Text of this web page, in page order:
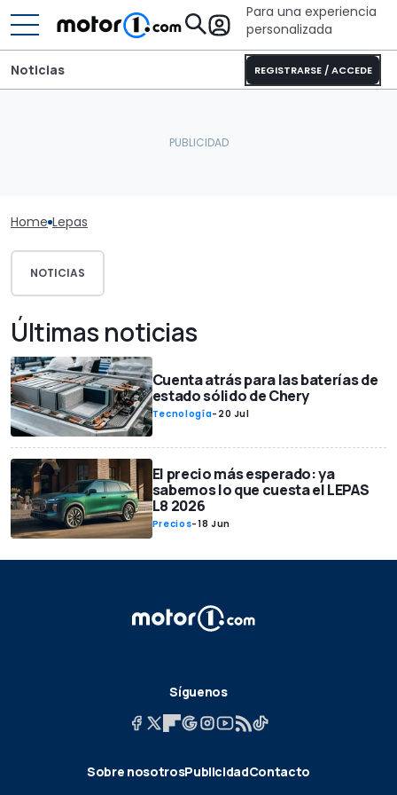
Para una experiencia
personalizada
REGISTRARSE / ACCEDE
Noticias
Home Lepas
NOTICIAS
Últimas noticias
Cuenta atrás para las baterías de
estado sólido de Chery
Tecnología- 20 Jul
El precio más esperado: ya
sabemos lo que cuesta el LEPAS
L8 2026
Precios-18 Jun
Síguenos
Sobre nosotrosPublicidadContacto